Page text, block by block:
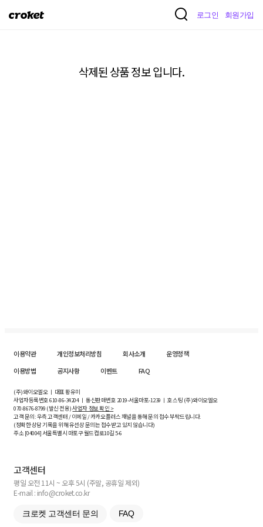
크
로그인 회원가입
삭제된 상품 정보 입니다.
이용약관 개인정보처리방침 회사소개
운영정책
이용방법
공지사항 이벤트 FAQ
(주)와이오엘오 ㅣ 대표 황유미
사업자등록번호610-86-34204ㅣ 통신판매번호 2019-서울마포-1239 ㅣ 호스팅 (주)와이오엘오
070-8676-8799 (발신 전용)사업자 정보 확인 >
고객 문의: 우측 고객센터 / 이메일 / 카카오플러스 채널을 통해 문의 접수 부탁드립니다.
(정확한 상담 기록을 위해 유선상 문의는 접수받고 있지 않습니다)
주소 [04004] 서울특별시 마포구 월드컵로10길5-6
고객센터
평일 오전 11시 ~ 오후 5시 (주말, 공휴일 제외)
E-mail : info@croket.co.kr
크로켓 고객센터 문의 FAQ